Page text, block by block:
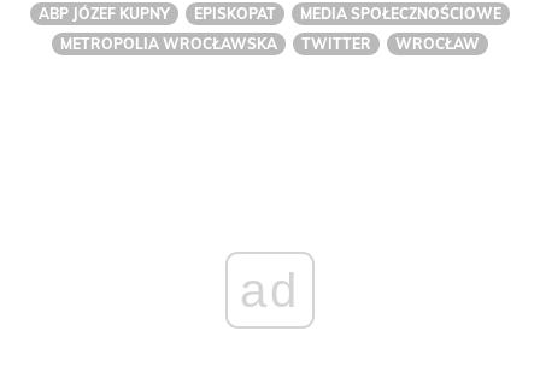
ABP JÓZEF KUPNY EPISKOPAT
MEDIA SPOŁECZNOŚCIOWE
METROPOLIA WROCŁAWSKA
TWITTER WROCŁAW
ad